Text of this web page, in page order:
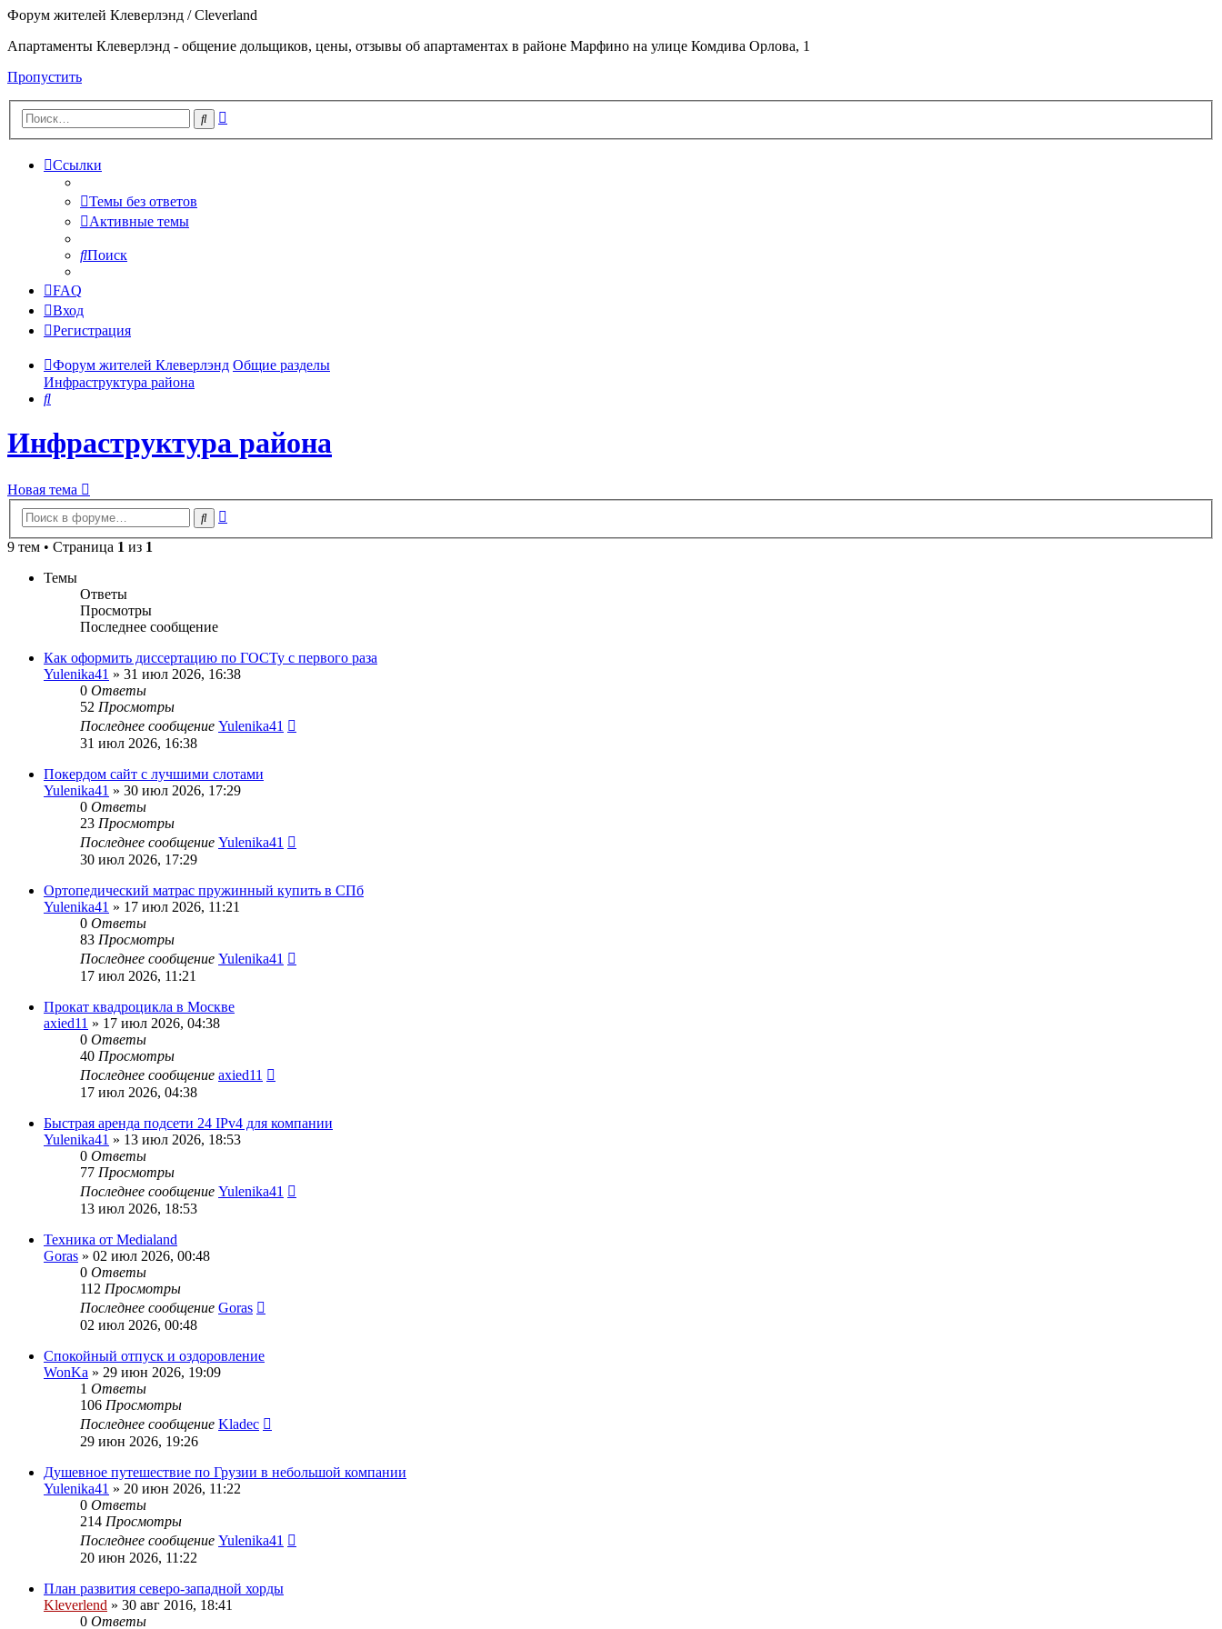
Форум жителей Клеверлэнд / Cleverland
Апартаменты Клеверлэнд - общение дольщиков, цены, отзывы об апартаментах в районе Марфино на улице Комдива Орлова, 1
Пропустить
Поиск
Ссылки
Темы без ответов
Активные темы
Поиск
FAQ
Вход
Регистрация
Форум жителей Клеверлэнд Общие разделы
Инфраструктура района
Поиск
Инфраструктура района
Новая тема
Поиск
9 тем • Страница 1 из 1
Темы
Ответы
Просмотры
Последнее сообщение
Как оформить диссертацию по ГОСТу с первого раза
Yulenika41 » 31 июл 2026, 16:38
0 Ответы
52 Просмотры
Последнее сообщение Yulenika41
31 июл 2026, 16:38
Покердом сайт с лучшими слотами
Yulenika41 » 30 июл 2026, 17:29
0 Ответы
23 Просмотры
Последнее сообщение Yulenika41
30 июл 2026, 17:29
Ортопедический матрас пружинный купить в СПб
Yulenika41 » 17 июл 2026, 11:21
0 Ответы
83 Просмотры
Последнее сообщение Yulenika41
17 июл 2026, 11:21
Прокат квадроцикла в Москве
axied11 » 17 июл 2026, 04:38
0 Ответы
40 Просмотры
Последнее сообщение axied11
17 июл 2026, 04:38
Быстрая аренда подсети 24 IPv4 для компании
Yulenika41 » 13 июл 2026, 18:53
0 Ответы
77 Просмотры
Последнее сообщение Yulenika41
13 июл 2026, 18:53
Техника от Medialand
Goras » 02 июл 2026, 00:48
0 Ответы
112 Просмотры
Последнее сообщение Goras
02 июл 2026, 00:48
Спокойный отпуск и оздоровление
WonKa » 29 июн 2026, 19:09
1 Ответы
106 Просмотры
Последнее сообщение Kladec
29 июн 2026, 19:26
Душевное путешествие по Грузии в небольшой компании
Yulenika41 » 20 июн 2026, 11:22
0 Ответы
214 Просмотры
Последнее сообщение Yulenika41
20 июн 2026, 11:22
План развития северо-западной хорды
Kleverlend » 30 авг 2016, 18:41
0 Ответы